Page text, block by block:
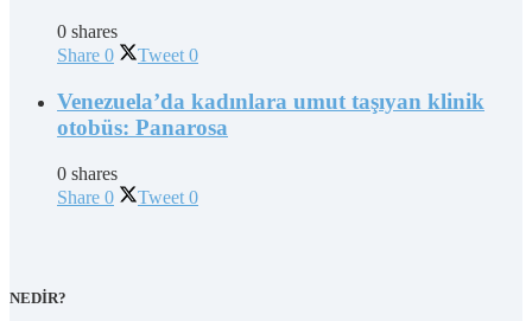
0 shares
Share 0 Tweet 0
Venezuela’da kadınlara umut taşıyan klinik
otobüs: Panarosa
0 shares
Share 0 Tweet 0
NEDİR?